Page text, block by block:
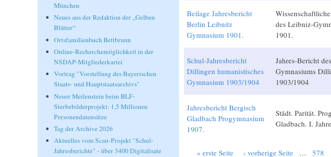
Beilage Jahresbericht
Berlin Leibnitz
Gymnasium 1901.
des Leibniz-
1901.
Schul-Jahresbericht
Dillingen humanistisches
Gymnasium 1903/1904
Jahres-Bericht
Gymnasiums
1903/1904
Jahresbericht Bergisch
Gladbach Progymnasium
1907.
Städt. Parität.
Gladbach. I.
« erste Seite ‹ vorherige Seite … 578
München
Neues aus der Redaktion der „Gelben
Blätter“
Ortsfamilienbuch Bettbrunn
Online-Recherchemöglichkeit in der
NSDAP-Mitgliederkartei
Vortrag "Vorstellung des Bayerischen
Staats- und Hauptstaatsarchivs"
Neuer Meilenstein beim BLF-
Sterbebilderprojekt: 1,5 Millionen
Personendatensätze
Tag der Archive 2026
Aktuelles vom Scan-Projekt "Schul-
Jahresberichte" - über 3400 Digitalisate